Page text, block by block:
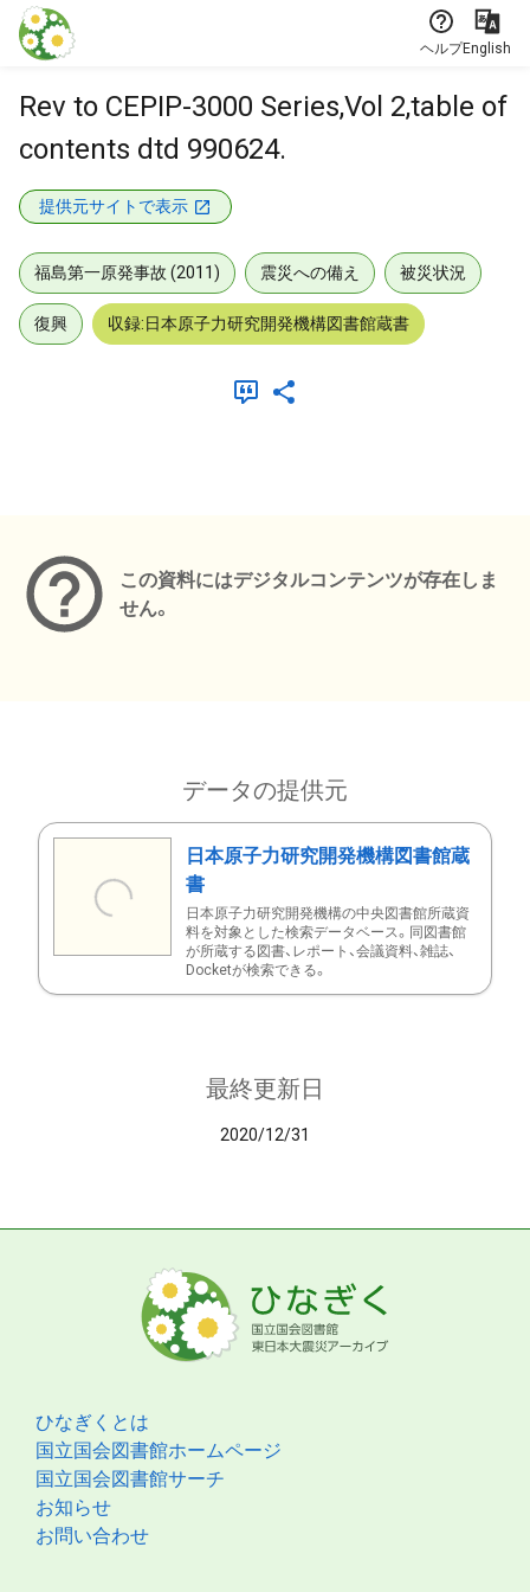
本文に飛ぶ
ヘルプEnglish
Rev to CEPIP-3000 Series,Vol 2,table of
contents dtd 990624.
提供元サイトで表示
福島第一原発事故 (2011) 震災への備え 被災状況
復興 収録:日本原子力研究開発機構図書館蔵書
この資料にはデジタルコンテンツが存在しま
せん。
データの提供元
日本原子力研究開発機構図書館蔵
書
日本原子力研究開発機構の中央図書館所蔵資
料を対象とした検索データベース。同図書館
が所蔵する図書、レポート、会議資料、雑誌、
Docketが検索できる。
最終更新日
2020/12/31
ひなぎくとは
国立国会図書館ホームページ
国立国会図書館サーチ
お知らせ
お問い合わせ